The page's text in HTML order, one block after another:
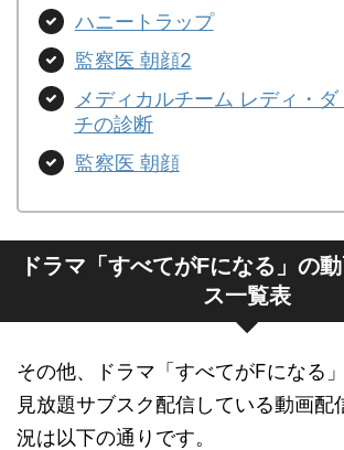
ハニートラップ
監察医 朝顔2
メディカルチーム レディ・
チの診断
監察医 朝顔
ドラマ「すべてがFになる」の
ス一覧表
その他、ドラマ「すべてがFになる
見放題サブスク配信している動画配
況は以下の通りです。